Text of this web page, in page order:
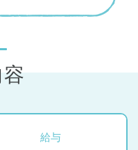
容
給与